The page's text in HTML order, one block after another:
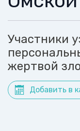
Участники
жертвой
Добавить в